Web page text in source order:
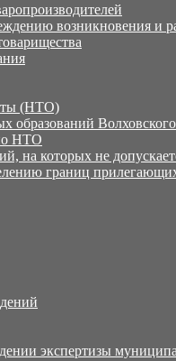
возникновения и
(НТО)
НТО
на которых не
границ
экспертизы